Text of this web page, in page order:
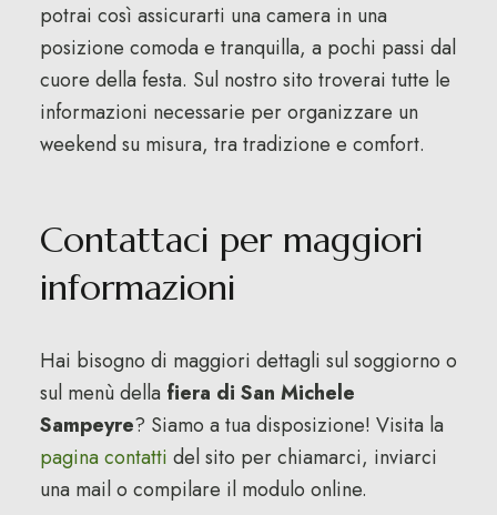
potrai così assicurarti una camera in una
posizione comoda e tranquilla, a pochi passi dal
cuore della festa. Sul nostro sito troverai tutte le
informazioni necessarie per organizzare un
weekend su misura, tra tradizione e comfort.
Contattaci per maggiori
informazioni
Hai bisogno di maggiori dettagli sul soggiorno o
sul menù della fiera di San Michele
Sampeyre? Siamo a tua disposizione! Visita la
pagina contatti del sito per chiamarci, inviarci
una mail o compilare il modulo online.